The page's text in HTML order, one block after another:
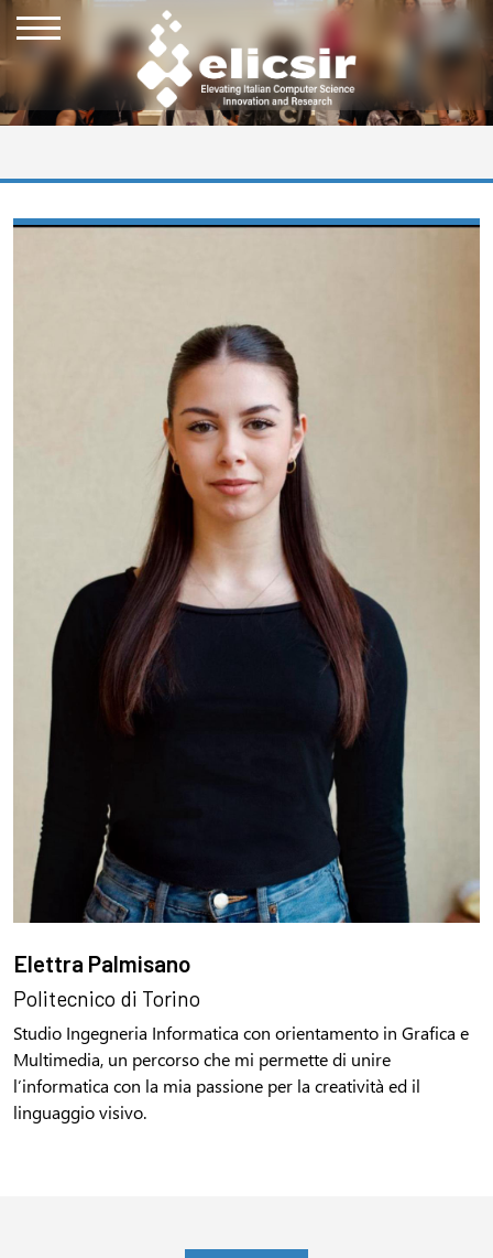
Elettra Palmisano
Politecnico di Torino
Studio Ingegneria Informatica con orientamento in Grafica e
Multimedia, un percorso che mi permette di unire
l’informatica con la mia passione per la creatività ed il
linguaggio visivo.